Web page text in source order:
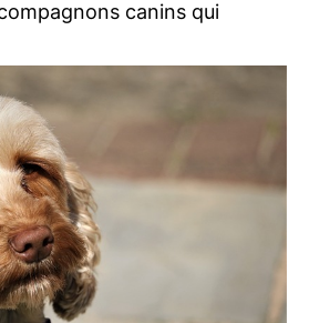
canins qui